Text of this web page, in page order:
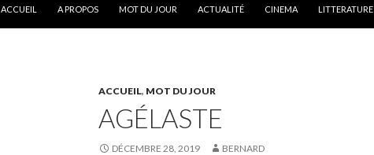
ACCUEIL
A PROPOS MOT DU JOUR ACTUALITÉ CINEMA LITTERATURE
ACCUEIL, MOT DU JOUR
AGÉLASTE
DÉCEMBRE 28, 2019 BERNARD